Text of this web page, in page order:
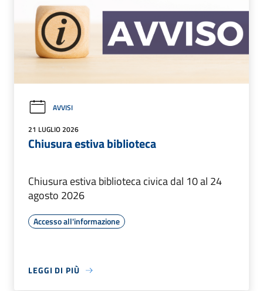
AVVISI
21 LUGLIO 2026
Chiusura estiva biblioteca
Chiusura estiva biblioteca civica dal 10 al 24
agosto 2026
Accesso all'informazione
LEGGI DI PIÙ